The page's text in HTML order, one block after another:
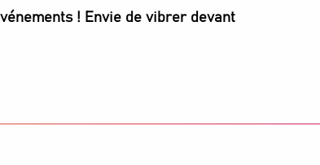
! Envie de vibrer devant